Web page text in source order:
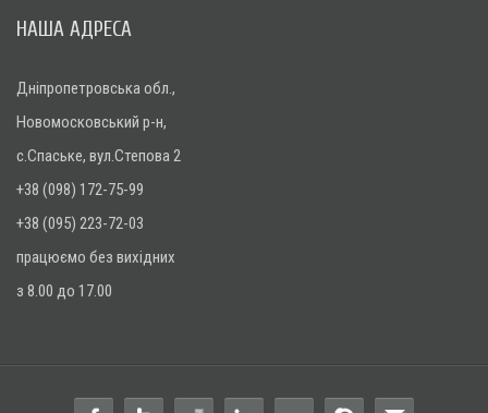
НАША АДРЕСА
Дніпропетровська обл.,
Новомосковський р-н,
с.Спаське, вул.Степова 2
+38 (098) 172-75-99
+38 (095) 223-72-03
працюємо без вихідних
з 8.00 до 17.00